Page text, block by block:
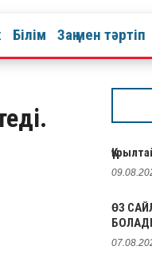
Білім Заң мен тәртіп
ӨЗ